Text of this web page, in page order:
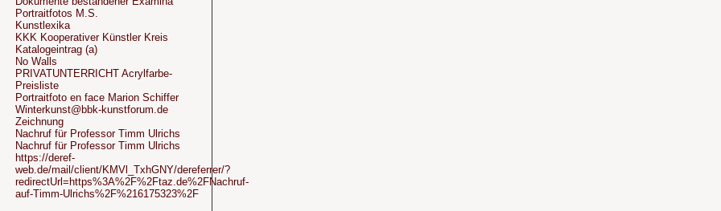
Portraitfotos M.S.
Kunstlexika
KKK Kooperativer Künstler Kreis
Katalogeintrag (a)
No Walls
PRIVATUNTERRICHT Acrylfarbe-
Preisliste
Portraitfoto en face Marion Schiffer
Winterkunst@bbk-kunstforum.de
Zeichnung
Nachruf für Professor Timm Ulrichs
Nachruf für Professor Timm Ulrichs
https://deref-
web.de/mail/client/KMVl_TxhGNY/dereferrer/?
redirectUrl=https%3A%2F%2Ftaz.de%2FNachruf-
auf-Timm-Ulrichs%2F%216175323%2F